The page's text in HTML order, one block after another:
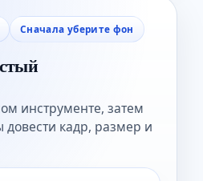
Сначала уберите фон
инструменте, затем
довести кадр, размер и